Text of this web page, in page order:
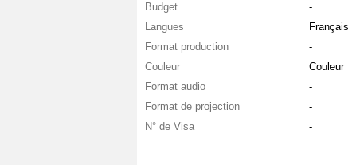
Budget
-
Langues
Français
Format production
-
Couleur
Couleur
Format audio
-
Format de projection
-
N° de Visa
-